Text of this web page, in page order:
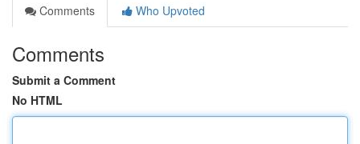
Comments
Who Upvoted
Comments
Submit a Comment
No HTML